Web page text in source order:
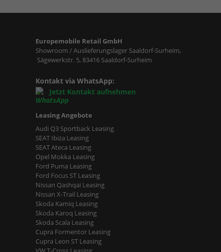
Europemobile Retail GmbH
Showroom / Auslieferungslager Saaldorf-Surheim,
Sägewerkstr. 5, 83416 Saaldorf-Surheim
Kontakt via WhatsApp:
Jetzt Kontakt aufnehmen
Leasing Angebote
Audi Q3 Sportback Leasing
SEAT Ibiza Leasing
SEAT Ateca Leasing
Opel Mokka Leasing
Ford Puma Leasing
Ford Focus ST Leasing
Nissan Qashqai Leasing
Nissan X-Trail Leasing
Skoda Kamiq Leasing
Skoda Karoq Leasing
Skoda Scala Leasing
Cupra Formentor Leasing
Cupra Leon ST Leasing